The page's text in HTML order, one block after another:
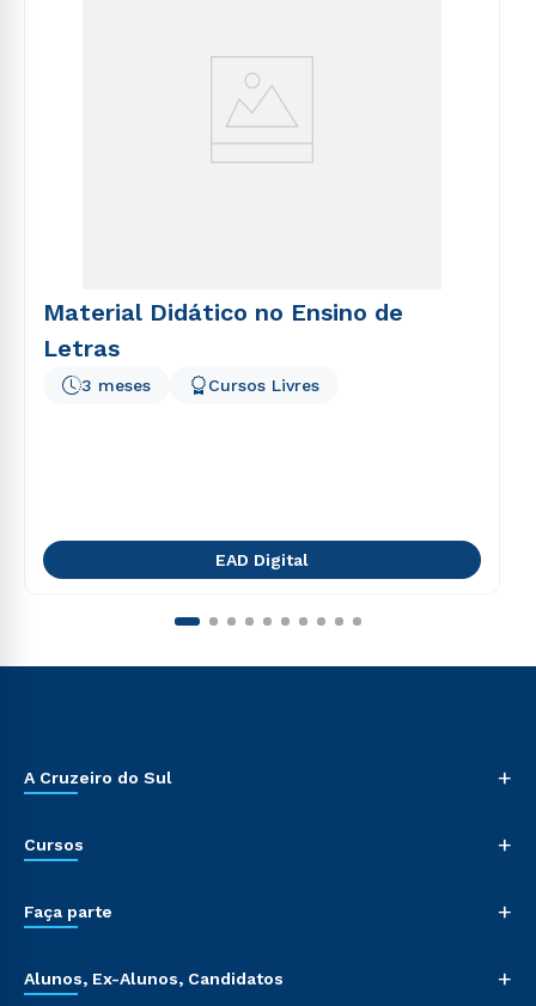
Material Didático no Ensino de
Letras
3 meses Cursos Livres
EAD Digital
A Cruzeiro do Sul +
Cursos +
Faça parte +
Alunos, Ex-Alunos, Candidatos +